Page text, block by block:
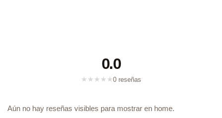
0.0
★ ★ ★ ★ ★0 reseñas
Aún no hay reseñas visibles para mostrar en home.